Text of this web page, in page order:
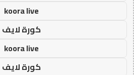
koora live
كورة لايف
koora live
كورة لايف